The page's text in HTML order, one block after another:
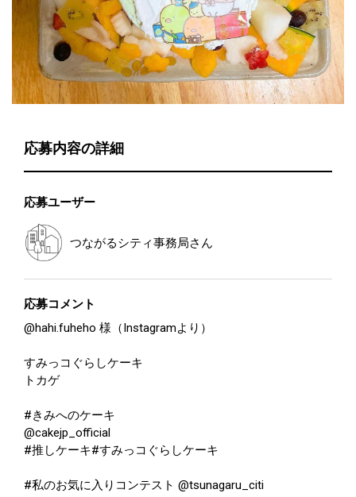
応募内容の詳細
応募ユーザー
つながるシティ事務局さん
応募コメント
@hahi.fuheho 様（Instagramより）
すみっコぐらしケーキ
トカゲ
#きみへのケーキ
@cakejp_official
#推しケーキ#すみっコぐらしケーキ
#私のお気に入りコンテスト @tsunagaru_citi